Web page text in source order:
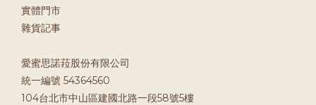
實體門市
雜貨記事
愛蜜思諾菈股份有限公司
統一編號 54364560
104台北市中山區建國北路一段58號5樓